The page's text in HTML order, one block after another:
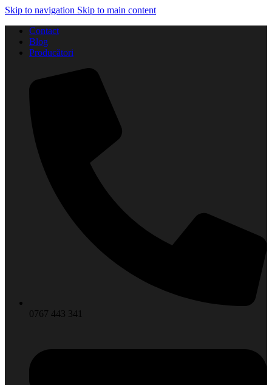
Skip to navigation Skip to main content
Contact
Blog
Producători
0767 443 341